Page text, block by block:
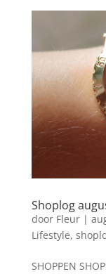
Shoplog
door Fleur|
Lifestyle,
SHOPPEN